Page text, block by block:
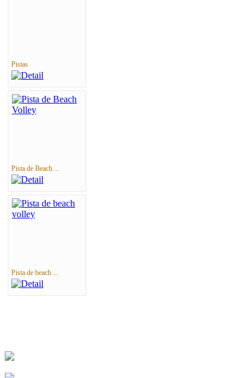
Pistas
Pista de Beach ...
Pista de beach ...